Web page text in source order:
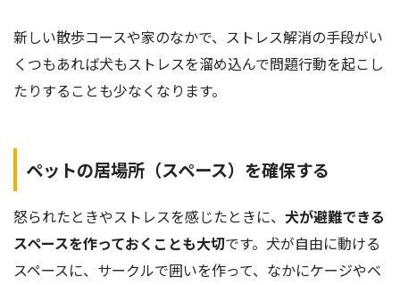
新しい散歩コースや家のなかで、ストレス解消の手段がい
くつもあれば犬もストレスを溜め込んで問題行動を起こし
たりすることも少なくなります。
ペットの居場所（スペース）を確保する
怒られたときやストレスを感じたときに、 犬が避難できる
スペースを作っておくことも大切です。犬が自由に動ける
スペースに、サークルで囲いを作って、なかにケージやベ